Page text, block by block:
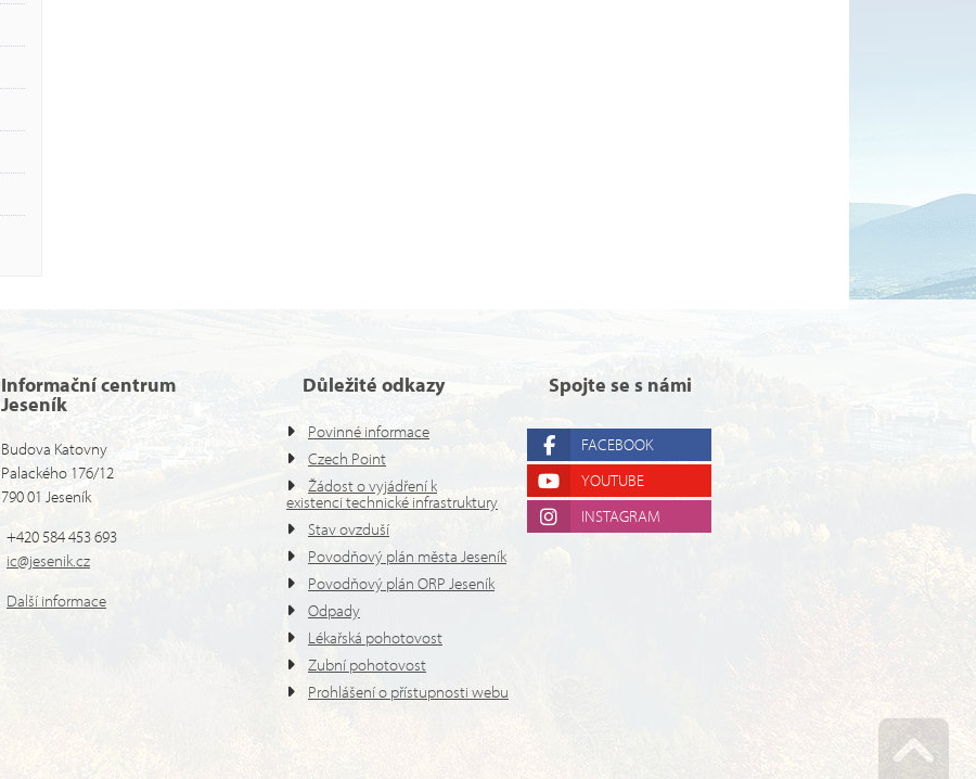
Informační centrum
Jeseník
Budova Katovny
Palackého 176/12
790 01 Jeseník
+420 584 453 693
ic@jesenik.cz
Další informace
Důležité odkazy
Povinné informace
Czech Point
Žádost o vyjádření k
existenci technické infrastruktury
Stav ovzduší
Povodňový plán města Jeseník
Povodňový plán ORP Jeseník
Odpady
Lékařská pohotovost
Zubní pohotovost
Prohlášení o přístupnosti webu
Spojte se s námi
FACEBOOK
YOUTUBE
INSTAGRAM